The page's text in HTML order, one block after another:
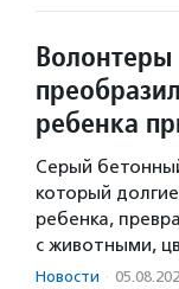
Волонтеры
ребенка
Серый
который
ребенка,
с животными,
Новости ·